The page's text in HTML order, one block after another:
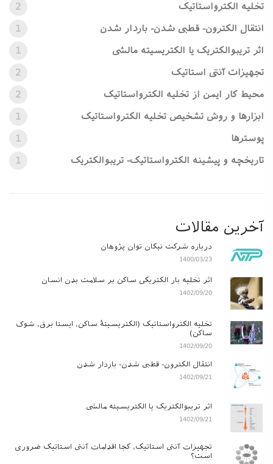
تخلیه الکترواستاتیک
2
انتقال الکترون- قطبی شدن- باردار شدن
1
اثر تریبوالکتریک یا الکتریسیته مالشی
1
تجهیزات آنتی استاتیک
2
محیط کار ایمن از تخلیه الکترواستاتیک
2
ابزارها و روش تشخیص تخلیه الکترواستاتیک
1
پوسترها
1
تاریخچه و پیشینه الکترواستاتیک- تریبوالکتریک
1
آخرین مقالات
درباره شرکت نیکان توان پژوهان
1400/03/23
اثر تخلیه بار الکتریکی ساکن بر سلامت بدن انسان
1402/09/20
تخلیه الکترواستاتیک (الکتریسیتۀ ساکن، ایستا برق، شوک
ساکن)
1402/09/20
انتقال الکترون- قطبی شدن- باردار شدن
1402/09/21
اثر تریبوالکتریک یا الکتریسیته مالشی
1402/09/21
تجهیزات آنتی استاتیک، کجا اقدامات آنتی استاتیک ضروری
است؟